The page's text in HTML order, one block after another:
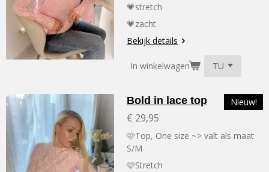
💗stretch
💗zacht
Bekijk details
In winkelwagen
Nieuw!
Bold in lace top
€ 29,95
🩷Top, One size ~> valt als maat
S/M
🩷Stretch